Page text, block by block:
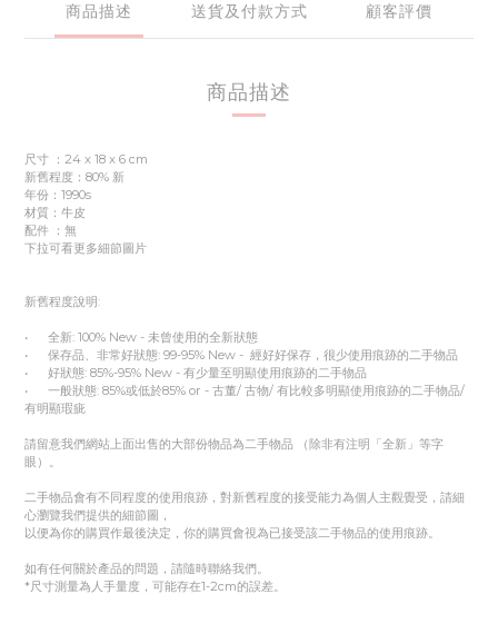
商品描述 送貨及付款方式 顧客評價
商品描述
尺寸 ：24 x 18 x 6 cm
新舊程度：80% 新
年份：1990s
材質：牛皮
配件 ：無
下拉可看更多細節圖片
新舊程度說明:
• 全新: 100% New - 未曾使用的全新狀態
• 保存品、非常好狀態: 99-95% New - 經好好保存，很少使用痕跡的二手物品
• 好狀態: 85%-95% New - 有少量至明顯使用痕跡的二手物品
• 一般狀態: 85%或低於85% or - 古董/ 古物/ 有比較多明顯使用痕跡的二手物品/
有明顯瑕疵
請留意我們網站上面出售的大部份物品為二手物品 （除非有注明「全新」等字
眼）。
二手物品會有不同程度的使用痕跡，對新舊程度的接受能力為個人主觀覺受，請細
心瀏覽我們提供的細節圖，
以便為你的購買作最後決定，你的購買會視為已接受該二手物品的使用痕跡。
如有任何關於產品的問題，請隨時聯絡我們。
*尺寸測量為人手量度，可能存在1-2cm的誤差。